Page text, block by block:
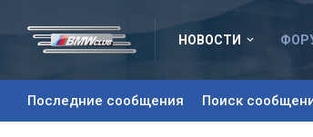
НОВОСТИ
Последние сообщения Поиск